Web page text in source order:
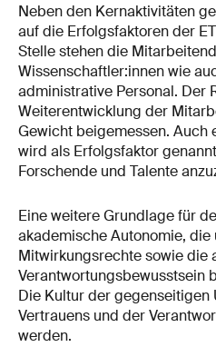
Neben den Kernaktivitäten
auf die Erfolgsfaktoren der
Stelle stehen die
Wissenschaftler:innen wie
administrative Personal. Der
Weiterentwicklung der
Gewicht beigemessen. Auch
wird als Erfolgsfaktor
Forschende und Talente
Eine weitere Grundlage für
akademische Autonomie, die
Mitwirkungsrechte sowie die
Verantwortungsbewusstsein
Die Kultur der gegenseitigen
Vertrauens und der
werden.